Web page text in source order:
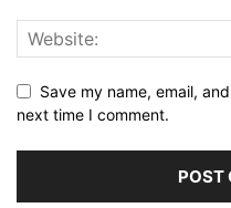
Save my name, email,
next time I comment.